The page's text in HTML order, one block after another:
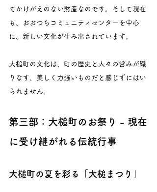
てかけがえのない財産なのです。そして現在
も、おおつちコミュニティセンターを中心
に、新しい文化が生み出されています。
大槌町の文化は、町の歴史と人々の営みが織
りなす、美しく力強いものだと感じずにはい
られません。
第三部：大槌町のお祭り - 現在
に受け継がれる伝統行事
大槌町の夏を彩る「大槌まつり」